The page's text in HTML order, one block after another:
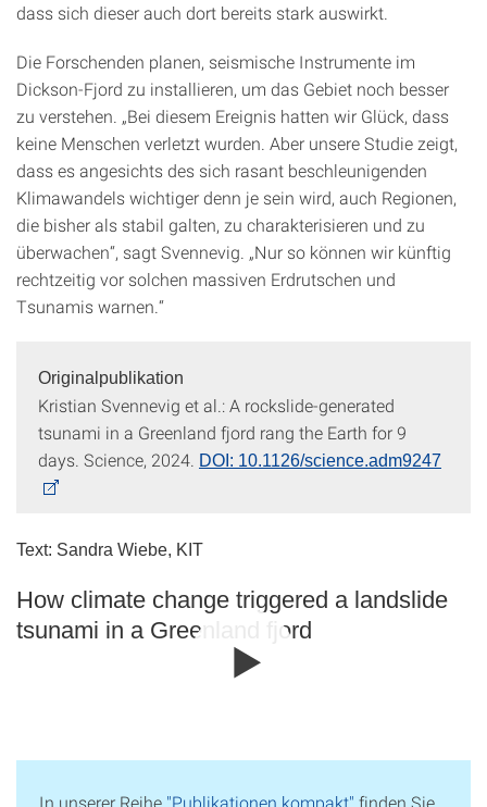
dass sich dieser auch dort bereits stark auswirkt.
Die Forschenden planen, seismische Instrumente im
Dickson-Fjord zu installieren, um das Gebiet noch besser
zu verstehen. „Bei diesem Ereignis hatten wir Glück, dass
keine Menschen verletzt wurden. Aber unsere Studie zeigt,
dass es angesichts des sich rasant beschleunigenden
Klimawandels wichtiger denn je sein wird, auch Regionen,
die bisher als stabil galten, zu charakterisieren und zu
überwachen“, sagt Svennevig. „Nur so können wir künftig
rechtzeitig vor solchen massiven Erdrutschen und
Tsunamis warnen.“
Originalpublikation
Kristian Svennevig et al.: A rockslide-generated
tsunami in a Greenland fjord rang the Earth for 9
days. Science, 2024. DOI: 10.1126/science.adm9247
Text: Sandra Wiebe, KIT
How climate change triggered a landslide
tsunami in a Greenland fjord
In unserer Reihe "Publikationen kompakt" finden Sie